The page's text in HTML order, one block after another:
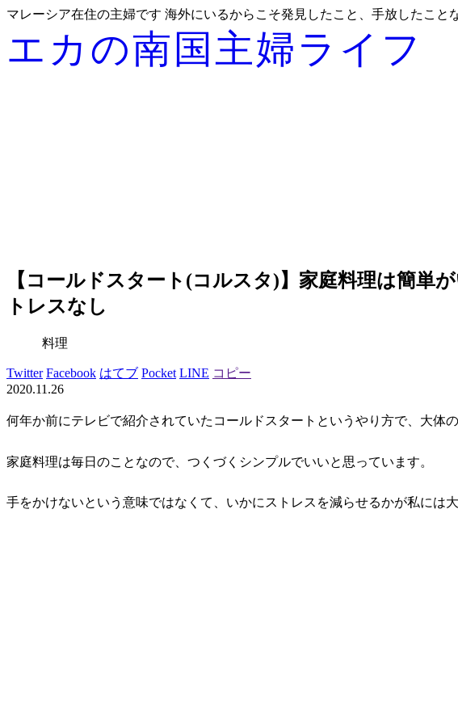
マレーシア在住の主婦です 海外にいるからこそ発見したこと、手放したこと
エカの南国主婦ライフ
【コールドスタート(コルスタ)】家庭料理は簡単
トレスなし
料理
Twitter Facebook はてブ Pocket LINE コピー
2020.11.26
何年か前にテレビで紹介されていた コールドスタート というやり方で、大体
家庭料理は毎日のことなので、つくづくシンプルでいいと思っています。
手をかけないという意味ではなくて、いかにストレスを減らせるかが私には大